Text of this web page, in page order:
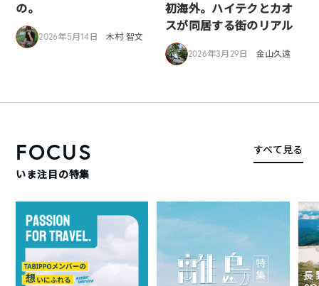
の。
2026年5月14日 木村 智文
初海外。ハイテクとカオ
スが同居する街のリアル
2026年3月29日 金山久遠
FOCUS
いま注目の特集
すべて見る